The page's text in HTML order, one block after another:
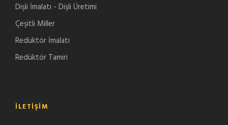
Dişli İmalatı - Dişli Üretimi
Çeşitli Miller
Redüktör İmalatı
Redüktör Tamiri
İLETIŞIM